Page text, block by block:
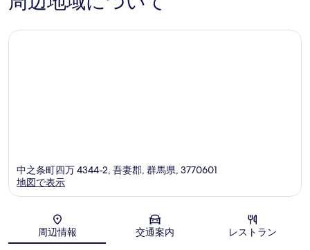
件
の
口
コ
地図
中之条町四万 4344-2, 吾妻郡, 群馬県, 3770601
地図で表示
周辺情報 交通案内 レストラン